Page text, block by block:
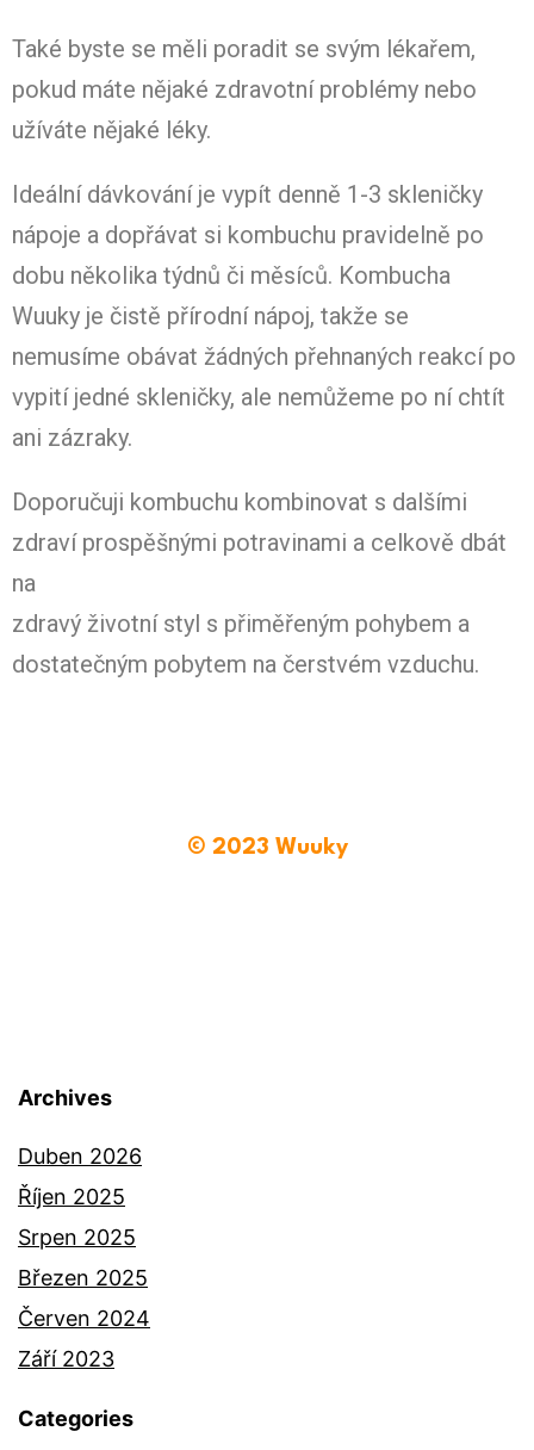
Také byste se měli poradit se svým lékařem,
pokud máte nějaké zdravotní problémy nebo
užíváte nějaké léky.
Ideální dávkování je vypít denně 1-3 skleničky
nápoje a dopřávat si kombuchu pravidelně po
dobu několika týdnů či měsíců. Kombucha
Wuuky je čistě přírodní nápoj, takže se
nemusíme obávat žádných přehnaných reakcí po
vypití jedné skleničky, ale nemůžeme po ní chtít
ani zázraky.
Doporučuji kombuchu kombinovat s dalšími
zdraví prospěšnými potravinami a celkově dbát
na
zdravý životní styl s přiměřeným pohybem a
dostatečným pobytem na čerstvém vzduchu.
© 2023 Wuuky
Archives
Duben 2026
Říjen 2025
Srpen 2025
Březen 2025
Červen 2024
Září 2023
Categories